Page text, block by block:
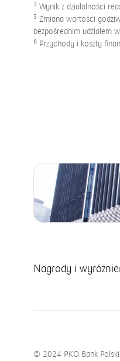
4 Wynik z działalności
5 Zmiana wartości
bezpośrednim udziałem
6 Przychody i koszty
Nagrody i
© 2024 PKO Bank Polski